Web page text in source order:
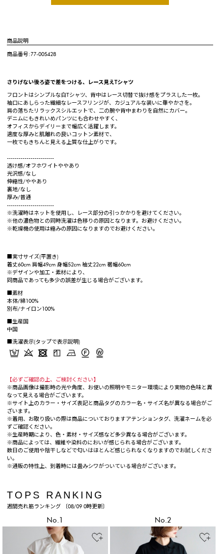
商品説明
商品番号:77-005428
さりげない後ろ姿で差をつける、レース見えTシャツ
フロントはシンプルな白Tシャツ、背中はレース切替で抜け感をプラスした一枚。
袖口にあしらった繊細なレースフリンジが、カジュアルな装いに華やかさを。
肩の落ちたリラックスシルエットで、二の腕や背中まわりを自然にカバー。
デニムにもきれいめパンツにも合わせやすく、
オフィスからデイリーまで幅広く活躍します。
適度な厚みと肌離れの良いコットン素材で、
一枚でもきちんと見える上質な仕上がりです。
------------------------
透け感/オフホワイトややあり
光沢感/なし
伸縮性/ややあり
裏地/なし
厚み/普通
------------------------
※洗濯時はネットを使用し、レース部分の引っかかりを避けてください。
※他の濃色物との同時洗濯は色移りの原因となります。お避けください。
※乾燥機の使用は縮みの原因になりますのでお避けください。
■実寸サイズ(平置き)
着丈60cm 肩幅49cm 身幅52cm 袖丈22cm 裾幅60cm
※デザインや加工・素材により、
同商品であっても多少の誤差が生じる場合がございます。
■素材
本体/綿100%
別布/ナイロン100%
■生産国
中国
■洗濯表示(タップで表示説明)
【必ずご確認の上、ご検討ください】
※商品画像は撮影時の光や角度、お使いの照明やモニター環境により実物の色味と異
なって見える場合がございます。
※サイト上のカラー・サイズ表記と商品タグのカラー名・サイズ名が異なる場合がご
ざいます。
※着用、お取り扱いの際は商品についておりますアテンションタグ、洗濯ネームを必
ずご確認ください。
※生産時期により、色・素材・サイズ感など多少異なる場合がございます。
※商品によっては、繊維や染料のにおいが感じられる場合がございます。
数日のご使用や陰干しなどで匂いはほとんど感じられなくなりますのでお試しくださ
い。
※通販の特性上、到着時には畳みシワがついている場合がございます。
TOPS RANKING
週間売れ筋ランキング 〔08/09 0時更新〕
No.1 No.2